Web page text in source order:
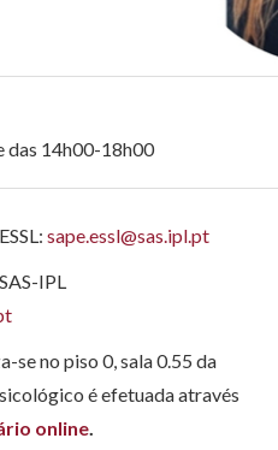
das 14h00-18h00
sape.essl@sas.ipl.pt
IPL
se no piso 0, sala 0.55 da
é efetuada através
online